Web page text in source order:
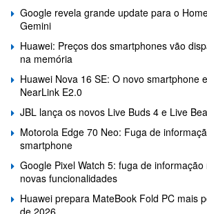
Google revela grande update para o
Gemini
Huawei: Preços dos smartphones vão
na memória
Huawei Nova 16 SE: O novo smartphone
NearLink E2.0
JBL lança os novos Live Buds 4 e Live
Motorola Edge 70 Neo: Fuga de
smartphone
Google Pixel Watch 5: fuga de
novas funcionalidades
Huawei prepara MateBook Fold PC mais
de 2026